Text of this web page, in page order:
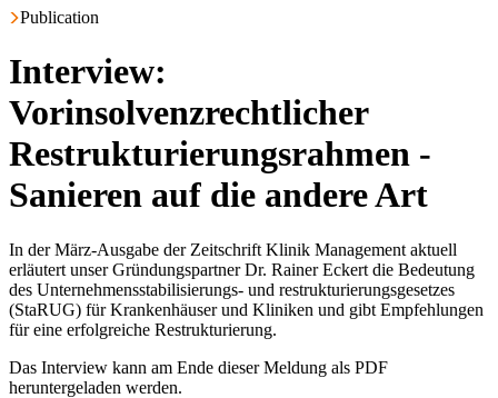
Publication
Interview:
Vorinsolvenzrechtlicher
Restrukturierungsrahmen -
Sanieren auf die andere Art
In der März-Ausgabe der Zeitschrift Klinik Management aktuell
erläutert unser Gründungspartner Dr. Rainer Eckert die Bedeutung
des Unternehmensstabilisierungs- und restrukturierungsgesetzes
(StaRUG) für Krankenhäuser und Kliniken und gibt Empfehlungen
für eine erfolgreiche Restrukturierung.
Das Interview kann am Ende dieser Meldung als PDF
heruntergeladen werden.